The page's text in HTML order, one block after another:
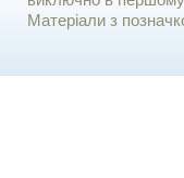
Матеріали з